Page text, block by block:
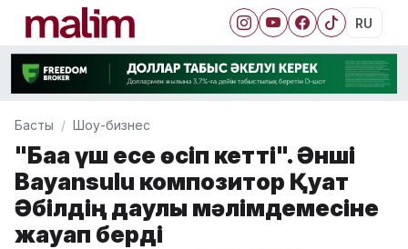
RU
Басты Шоу-бизнес
"Баға үш есе өсіп кетті". Әнші
Bayansulu композитор Қуат
Әбілдің даулы мәлімдемесіне
жауап берді